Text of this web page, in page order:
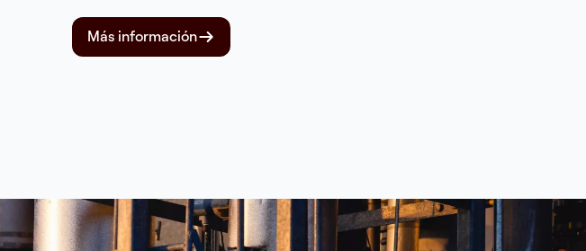
Más información